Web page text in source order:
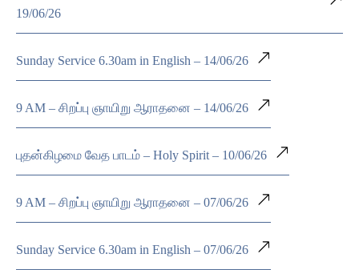
19/06/26
Sunday Service 6.30am in English – 14/06/26
9 AM – சிறப்பு ஞாயிறு ஆராதனை – 14/06/26
புதன்கிழமை வேத பாடம் – Holy Spirit – 10/06/26
9 AM – சிறப்பு ஞாயிறு ஆராதனை – 07/06/26
Sunday Service 6.30am in English – 07/06/26